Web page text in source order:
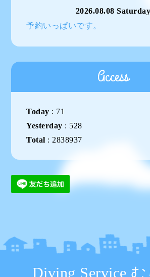
2026.08.08 Saturday
予約いっぱいです。
Access
Today : 71
Yesterday : 528
Total : 2838937
Diving Service む